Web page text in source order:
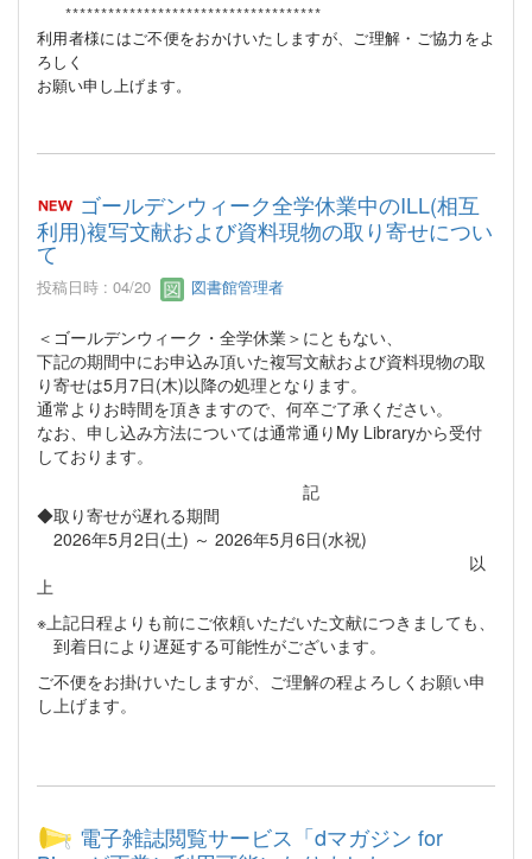
************************************
利用者様にはご不便をおかけいたしますが、ご理解・ご協力をよ
ろしく
お願い申し上げます。
ゴールデンウィーク全学休業中のILL(相互
利用)複写文献および資料現物の取り寄せについ
て
投稿日時 : 04/20 図書館管理者
＜ゴールデンウィーク・全学休業＞にともない、
下記の期間中にお申込み頂いた複写文献および資料現物の取
り寄せは5月7日(木)以降の処理となります。
通常よりお時間を頂きますので、何卒ご了承ください。
なお、申し込み方法については通常通りMy Libraryから受付
しております。
記
◆取り寄せが遅れる期間
2026年5月2日(土) ～ 2026年5月6日(水祝)
以
上
※上記日程よりも前にご依頼いただいた文献につきましても、
到着日により遅延する可能性がございます。
ご不便をお掛けいたしますが、ご理解の程よろしくお願い申
し上げます。
電子雑誌閲覧サービス「dマガジン for